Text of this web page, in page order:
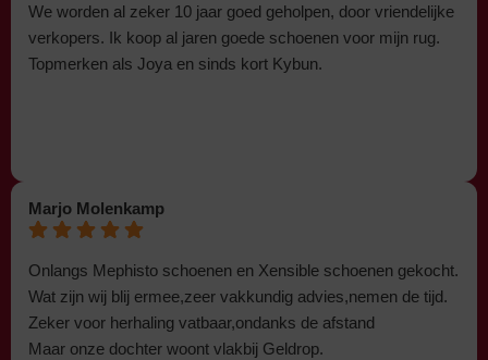
We worden al zeker 10 jaar goed geholpen, door vriendelijke
verkopers. Ik koop al jaren goede schoenen voor mijn rug.
Topmerken als Joya en sinds kort Kybun.
Marjo Molenkamp
Onlangs Mephisto schoenen en Xensible schoenen gekocht.
Wat zijn wij blij ermee,zeer vakkundig advies,nemen de tijd.
Zeker voor herhaling vatbaar,ondanks de afstand
Maar onze dochter woont vlakbij Geldrop.